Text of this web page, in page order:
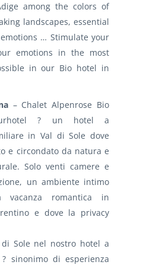
among the colors of
landscapes, essential
… Stimulate your
emotions in the most
in our Bio hotel in
– Chalet Alpenrose Bio
? un hotel a
in Val di Sole dove
e circondato da natura e
Solo venti camere e
un ambiente intimo
romantica in
e dove la privacy
di Sole nel nostro hotel a
sinonimo di esperienza